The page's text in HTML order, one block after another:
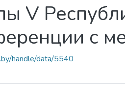
V
с
handle/data/5540